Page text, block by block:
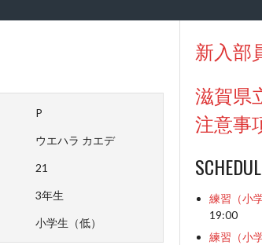
P
ウエハラ カエデ
21
3年生
小学生（低）
新入部
滋賀県
注意事
練習（小
19:00
練習（小